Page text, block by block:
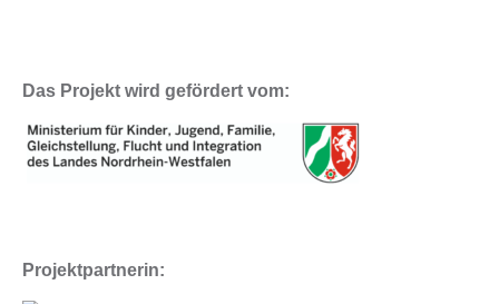
Das Projekt wird gefördert vom:
Projektpartnerin: